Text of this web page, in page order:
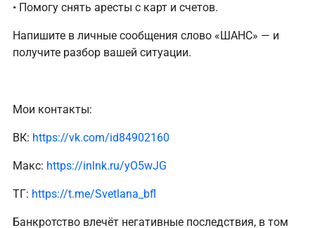
• Помогу снять аресты с карт и счетов.
Напишите в личные сообщения слово «ШАНС» — и
получите разбор вашей ситуации.
Мои контакты:
ВК: https://vk.com/id84902160
Макс: https://inlnk.ru/yO5wJG
ТГ: https://t.me/Svetlana_bfl
Банкротство влечёт негативные последствия, в том